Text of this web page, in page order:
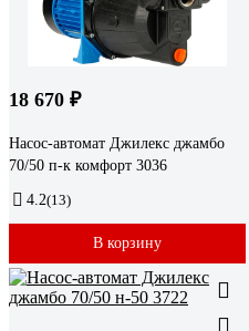
18 670 ₽
Насос-автомат Джилекс джамбо
70/50 п-к комфорт 3036
4.2(13)
В корзину